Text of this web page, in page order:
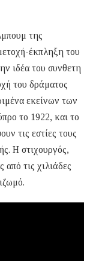
της
έκπληξη του
ιδέα του συνθετη
του δράματος
εκείνων των
το 1922, και το
τις εστίες τους
Η στιχουργός,
από τις χιλιάδες